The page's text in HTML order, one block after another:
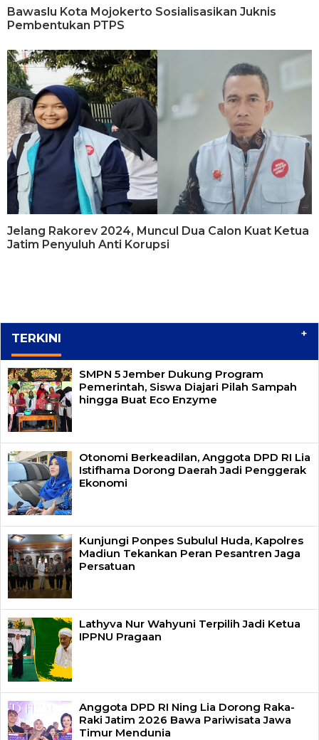
Bawaslu Kota Mojokerto Sosialisasikan Juknis
Pembentukan PTPS
Jelang Rakorev 2024, Muncul Dua Calon Kuat Ketua
Jatim Penyuluh Anti Korupsi
TERKINI +
SMPN 5 Jember Dukung Program
Pemerintah, Siswa Diajari Pilah Sampah
hingga Buat Eco Enzyme
Otonomi Berkeadilan, Anggota DPD RI Lia
Istifhama Dorong Daerah Jadi Penggerak
Ekonomi
Kunjungi Ponpes Subulul Huda, Kapolres
Madiun Tekankan Peran Pesantren Jaga
Persatuan
Lathyva Nur Wahyuni Terpilih Jadi Ketua
IPPNU Pragaan
Anggota DPD RI Ning Lia Dorong Raka-
Raki Jatim 2026 Bawa Pariwisata Jawa
Timur Mendunia